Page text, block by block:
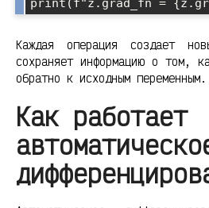
Каждая операция создает
сохраняет информацию о том,
обратно к исходным переменным.
Как работает